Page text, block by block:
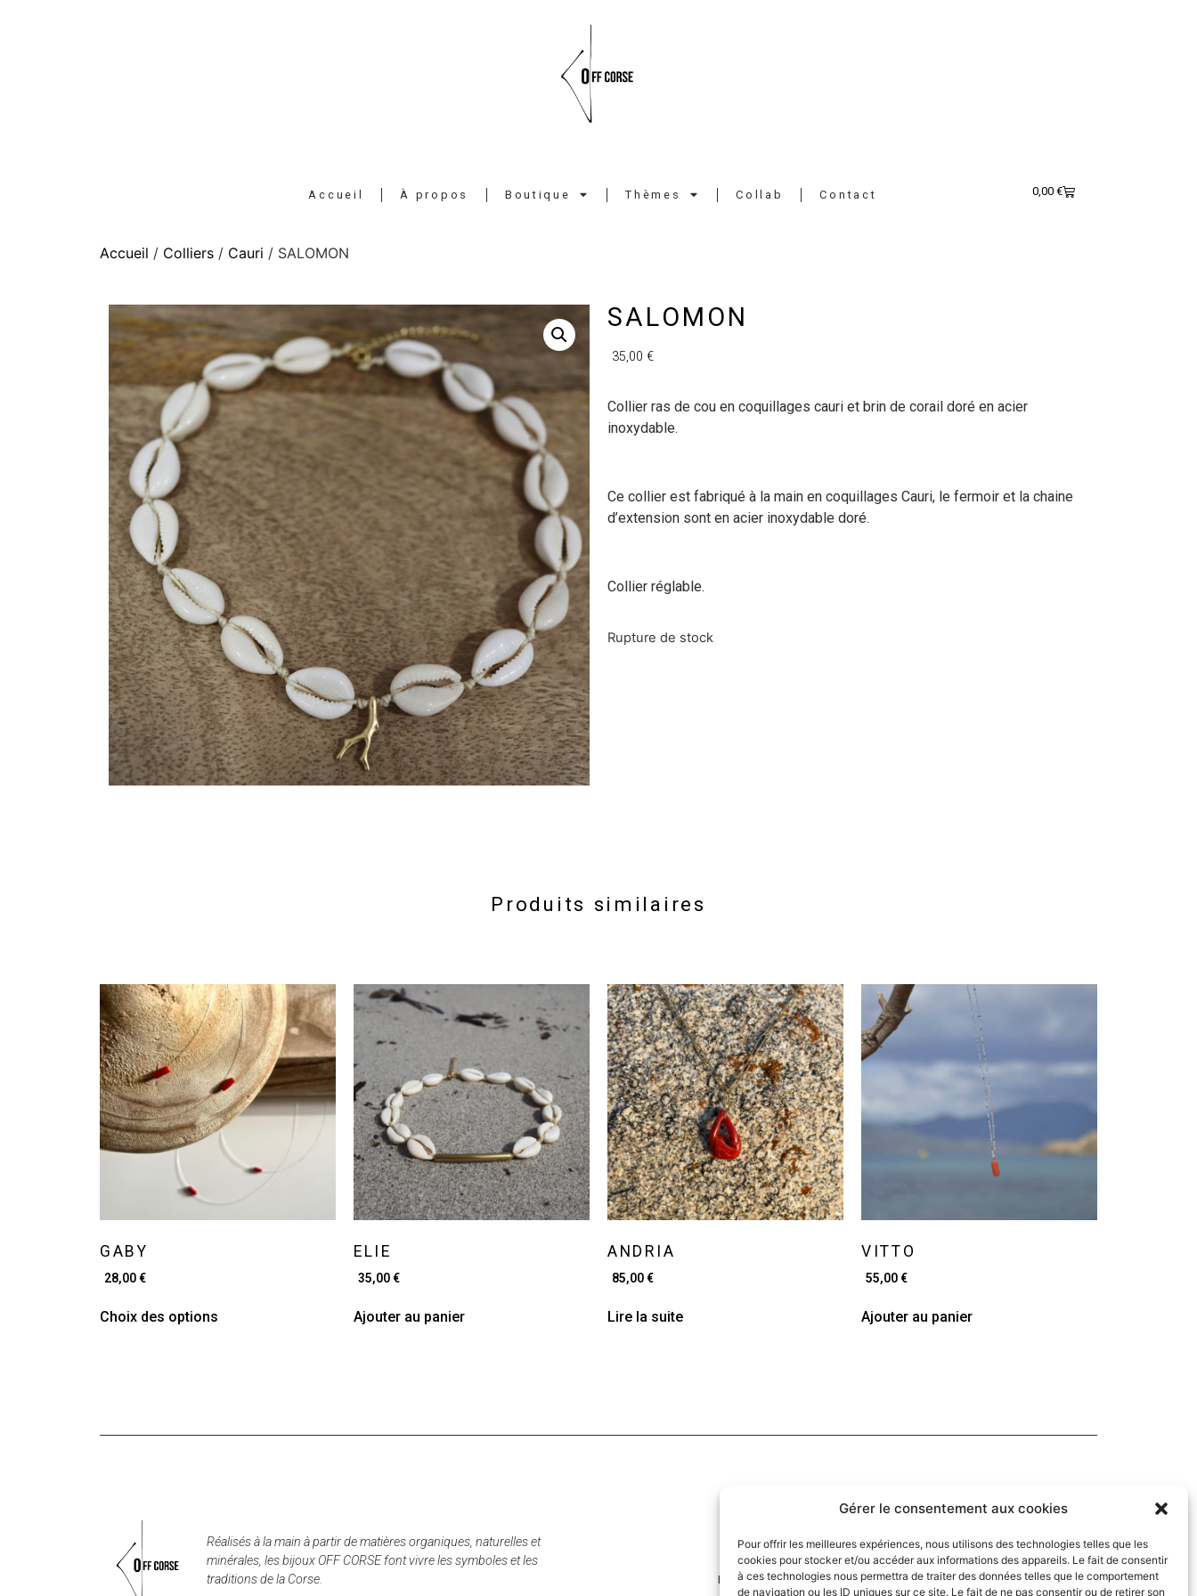
Gérer le consentement aux cookies
Pour offrir les meilleures expériences, nous utilisons des technologies telles que les
cookies pour stocker et/ou accéder aux informations des appareils. Le fait de consentir
à ces technologies nous permettra de traiter des données telles que le comportement
de navigation ou les ID uniques sur ce site. Le fait de ne pas consentir ou de retirer son
Accueil À propos Boutique Thèmes Collab Contact 0,00 €
Accueil / Colliers / Cauri / SALOMON
SALOMON
35,00 €
Collier ras de cou en coquillages cauri et brin de corail doré en acier
inoxydable.
Ce collier est fabriqué à la main en coquillages Cauri, le fermoir et la chaine
d’extension sont en acier inoxydable doré.
Collier réglable.
Rupture de stock
Produits similaires
GABY
28,00€
Choix des options
ELIE
35,00€
Ajouter au panier
ANDRIA
85,00€
Lire la suite
VITTO
55,00€
Ajouter au panier
Réalisés à la main à partir de matières organiques, naturelles et
minérales, les bijoux OFF CORSE font vivre les symboles et les
traditions de la Corse.
Navigation
Mon compte
Politique de confidentialité et conditions d’utilisation